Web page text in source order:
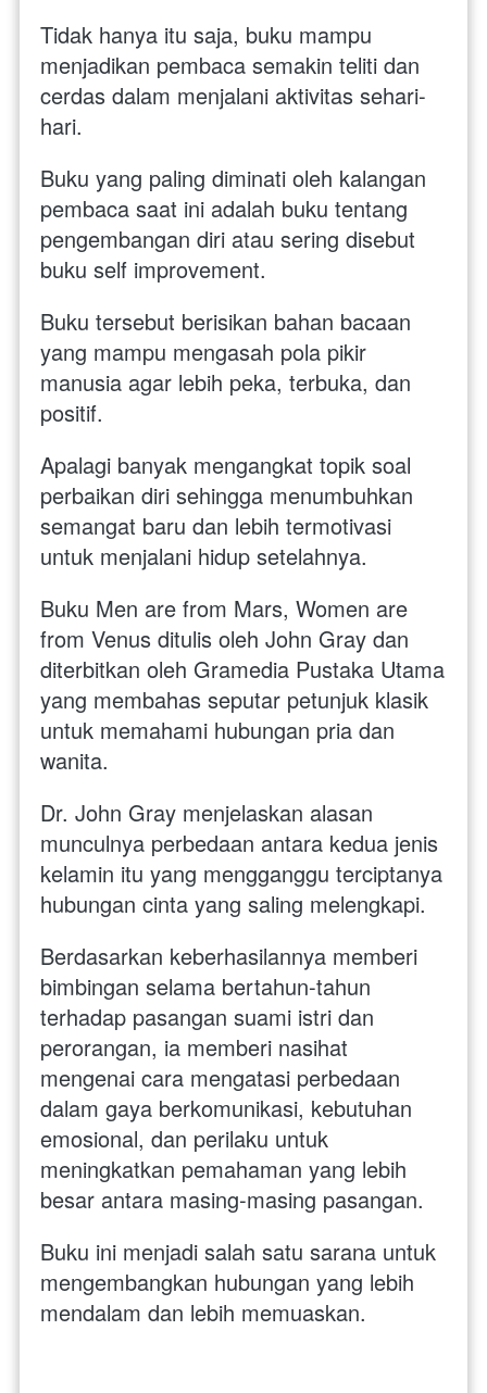
Tidak hanya itu saja, buku mampu
menjadikan pembaca semakin teliti dan
cerdas dalam menjalani aktivitas sehari-
hari.
Buku yang paling diminati oleh kalangan
pembaca saat ini adalah buku tentang
pengembangan diri atau sering disebut
buku self improvement.
Buku tersebut berisikan bahan bacaan
yang mampu mengasah pola pikir
manusia agar lebih peka, terbuka, dan
positif.
Apalagi banyak mengangkat topik soal
perbaikan diri sehingga menumbuhkan
semangat baru dan lebih termotivasi
untuk menjalani hidup setelahnya.
Buku Men are from Mars, Women are
from Venus ditulis oleh John Gray dan
diterbitkan oleh Gramedia Pustaka Utama
yang membahas seputar petunjuk klasik
untuk memahami hubungan pria dan
wanita.
Dr. John Gray menjelaskan alasan
munculnya perbedaan antara kedua jenis
kelamin itu yang mengganggu terciptanya
hubungan cinta yang saling melengkapi.
Berdasarkan keberhasilannya memberi
bimbingan selama bertahun-tahun
terhadap pasangan suami istri dan
perorangan, ia memberi nasihat
mengenai cara mengatasi perbedaan
dalam gaya berkomunikasi, kebutuhan
emosional, dan perilaku untuk
meningkatkan pemahaman yang lebih
besar antara masing-masing pasangan.
Buku ini menjadi salah satu sarana untuk
mengembangkan hubungan yang lebih
mendalam dan lebih memuaskan.